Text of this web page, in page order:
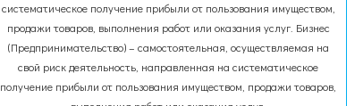
систематическое получение прибыли от пользования имуществом,
продажи товаров, выполнения работ или оказания услуг. Бизнес
(Предпринимательство) – самостоятельная, осуществляемая на
свой риск деятельность, направленная на систематическое
получение прибыли от пользования имуществом, продажи товаров,